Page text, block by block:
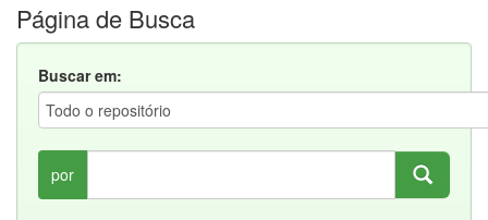
Página de Busca
Buscar em:
por